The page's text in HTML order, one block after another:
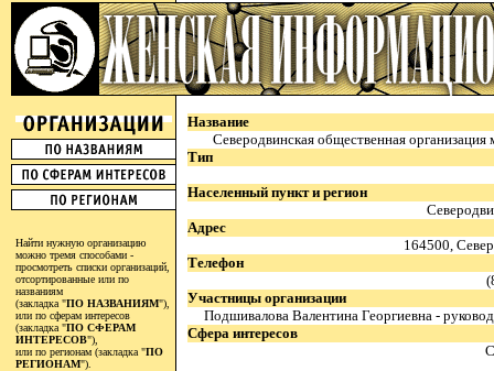
Найти нужную организацию
можно тремя способами -
просмотреть списки организаций,
отсортированные или по
названиям
(закладка "ПО НАЗВАНИЯМ"),
или по сферам интересов
(закладка "ПО СФЕРАМ
ИНТЕРЕСОВ"),
или по регионам (закладка "ПО
РЕГИОНАМ").
Название
Северодвинская общественная
Тип
Населенный пункт и регион
Адрес
164500,
Телефон
Участницы организации
Подшивалова Валентина Георгиевна -
Сфера интересов